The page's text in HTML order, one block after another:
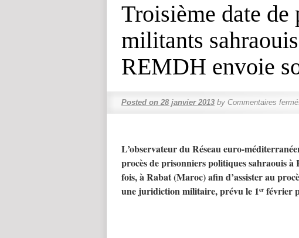
Troisième date de
militants
REMDH envoie
Posted on 28 janvier 2013 by Commentaires
L’observateur du Réseau euro-
procès de prisonniers politiques sahraouis
fois, à Rabat (Maroc) afin d’assister au
une juridiction militaire, prévu le 1erfévrier